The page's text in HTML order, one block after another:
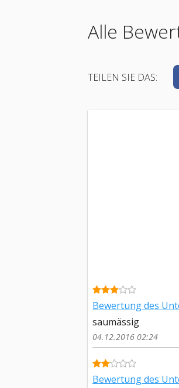
Alle
TEILEN SIE DAS:
Bewertung des
saumässig
04.12.2016 02:24
Bewertung des